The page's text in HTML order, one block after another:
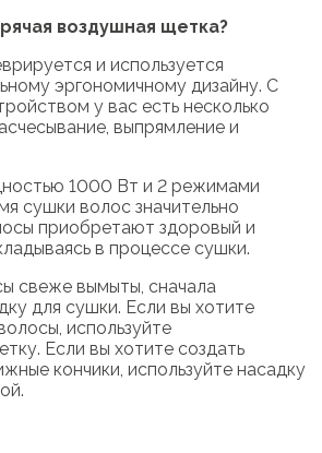
воздушная щетка?
и используется
эргономичному дизайну. С
у вас есть несколько
выпрямление и
1000 Вт и 2 режимами
сушки волос значительно
приобретают здоровый и
в процессе сушки.
свеже вымыты, сначала
для сушки. Если вы хотите
используйте
Если вы хотите создать
кончики, используйте насадку